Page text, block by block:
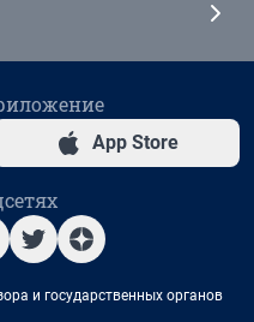
App Store
и государственных органов